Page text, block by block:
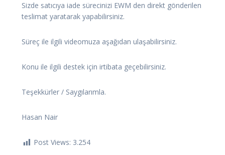
Sizde satıcıya iade sürecinizi EWM den direkt gönderilen
teslimat yaratarak yapabilirsiniz.
Süreç ile ilgili videomuza aşağıdan ulaşabilirsiniz.
Konu ile ilgili destek için irtibata geçebilirsiniz.
Teşekkürler / Saygılarımla.
Hasan Nair
Post Views: 3.254